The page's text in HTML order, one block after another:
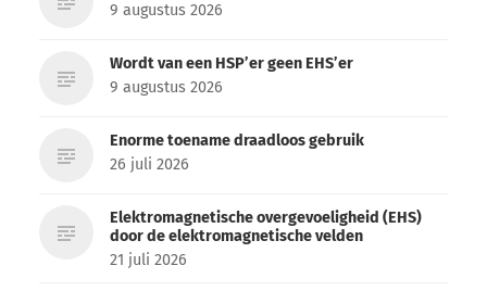
9 augustus 2026
Wordt van een HSP’er geen EHS’er
9 augustus 2026
Enorme toename draadloos gebruik
26 juli 2026
Elektromagnetische overgevoeligheid (EHS)
door de elektromagnetische velden
21 juli 2026